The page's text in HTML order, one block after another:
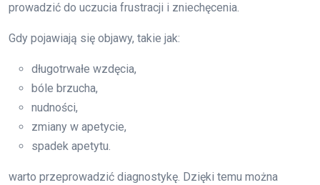
prowadzić do uczucia frustracji i zniechęcenia.
Gdy pojawiają się objawy, takie jak:
długotrwałe wzdęcia,
bóle brzucha,
nudności,
zmiany w apetycie,
spadek apetytu.
warto przeprowadzić diagnostykę. Dzięki temu można